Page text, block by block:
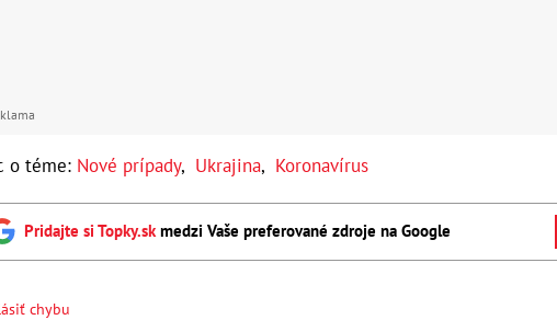
o téme: Nové prípady, Ukrajina, Koronavírus
Pridajte si Topky.skmedzi Vaše preferované zdroje na Google
chybu